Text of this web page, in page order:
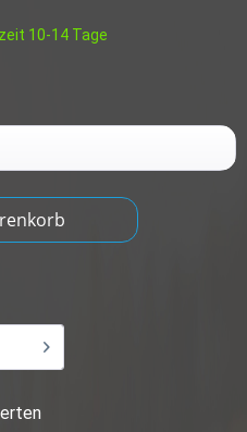
10-14 Tage